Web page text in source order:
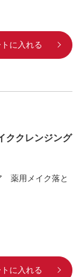
に入れる
ククレンジング
薬用メイク落と
に入れる